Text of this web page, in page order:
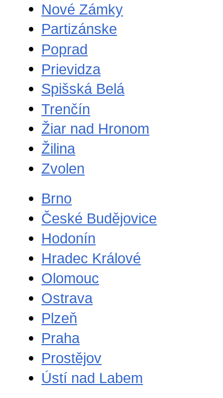
Nové Zámky
Partizánske
Poprad
Prievidza
Spišská Belá
Trenčín
Žiar nad Hronom
Žilina
Zvolen
Brno
České Budějovice
Hodonín
Hradec Králové
Olomouc
Ostrava
Plzeň
Praha
Prostějov
Ústí nad Labem